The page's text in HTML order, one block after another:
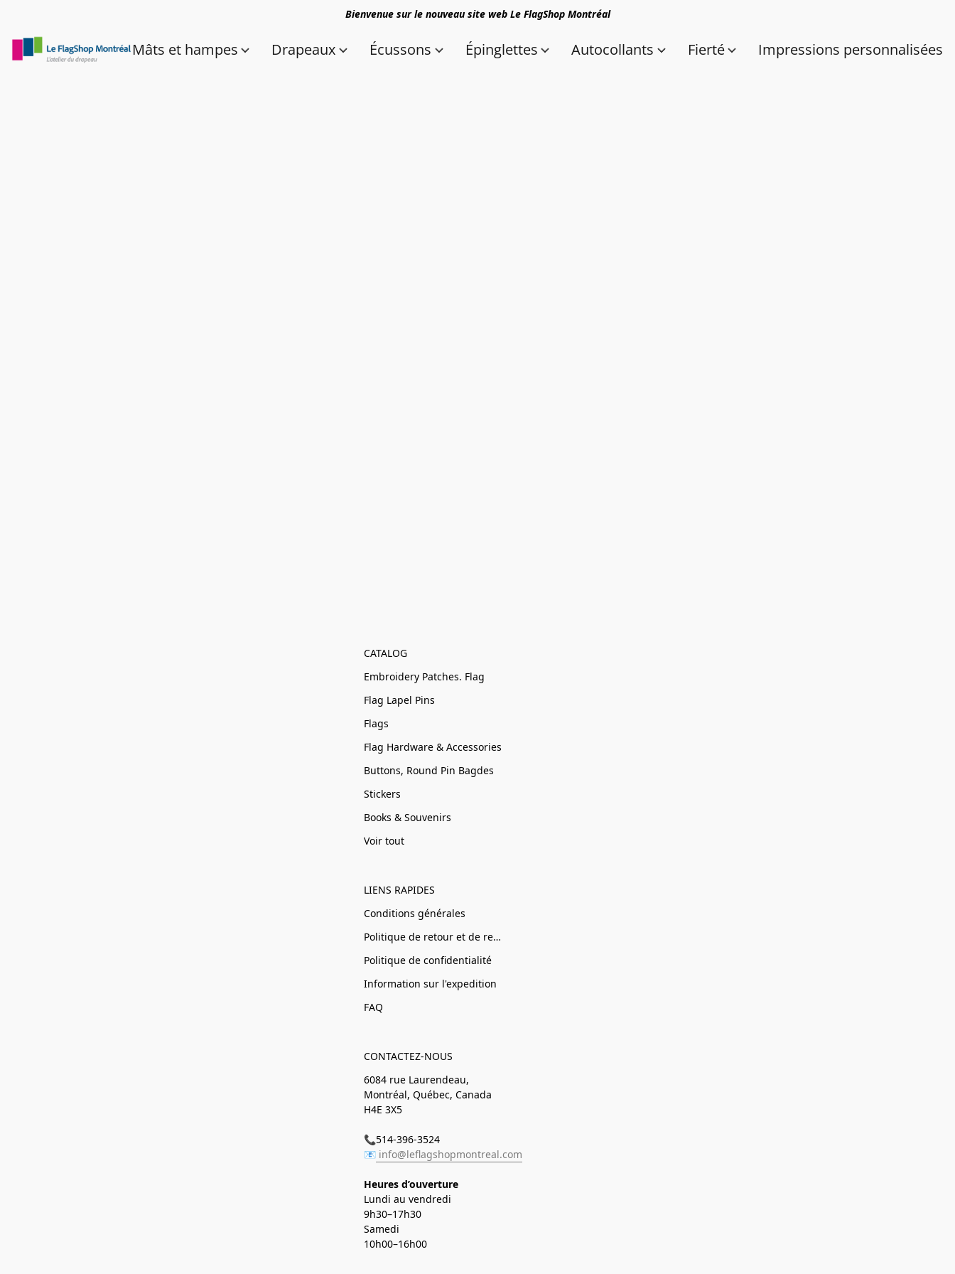
Bienvenue sur le nouveau site web Le FlagShop Montréal
Mâts et hampes Drapeaux Écussons Épinglettes Autocollants Fierté Impressions personnalisées
CATALOG
Embroidery Patches. Flag
Flag Lapel Pins
Flags
Flag Hardware & Accessories
Buttons, Round Pin Bagdes
Stickers
Books & Souvenirs
Voir tout
LIENS RAPIDES
Conditions générales
Politique de retour et de remboursement
Politique de confidentialité
Information sur l'expedition
FAQ
CONTACTEZ-NOUS
6084 rue Laurendeau,
Montréal, Québec, Canada
H4E 3X5
📞514-396-3524
📧 info@leflagshopmontreal.com
Heures d’ouverture
Lundi au vendredi
9h30–17h30
Samedi
10h00–16h00